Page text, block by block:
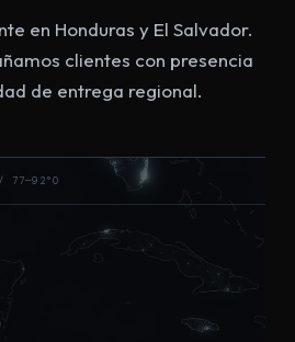
en Honduras y El Salvador.
clientes con presencia
de entrega regional.